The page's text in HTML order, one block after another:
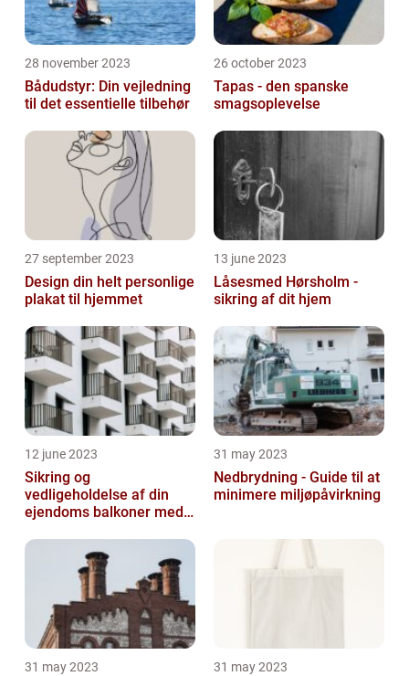
28 november 2023
Bådudstyr: Din vejledning
til det essentielle tilbehør
26 october 2023
Tapas - den spanske
smagsoplevelse
27 september 2023
Design din helt personlige
plakat til hjemmet
13 june 2023
Låsesmed Hørsholm -
sikring af dit hjem
12 june 2023
Sikring og
vedligeholdelse af din
ejendoms balkoner med
31 may 2023
Nedbrydning - Guide til at
minimere miljøpåvirkning
31 may 2023 31 may 2023